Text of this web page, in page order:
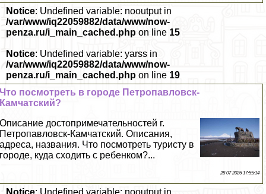
Notice: Undefined variable: nooutput in
/var/www/iq22059882/data/www/now-
penza.ru/i_main_cached.php on line 15
Notice: Undefined variable: yarss in
/var/www/iq22059882/data/www/now-
penza.ru/i_main_cached.php on line 19
Что посмотреть в городе Петропавловск-
Камчатский?
Описание достопримечательностей г.
Петропавловск-Камчатский. Описания,
адреса, названия. Что посмотреть туристу в
городе, куда сходить с ребенком?...
28 07 2026 17:55:14
Notice: Undefined variable: nooutput in